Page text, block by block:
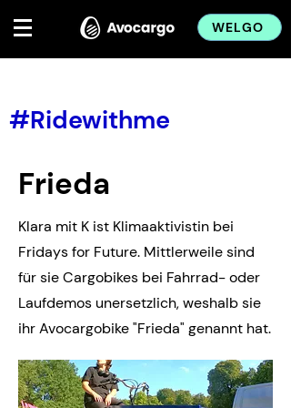
WELGO
#Ridewithme
Frieda
Klara mit K ist Klimaaktivistin bei
Fridays for Future. Mittlerweile sind
für sie Cargobikes bei Fahrrad- oder
Laufdemos unersetzlich, weshalb sie
ihr Avocargobike "Frieda" genannt hat.